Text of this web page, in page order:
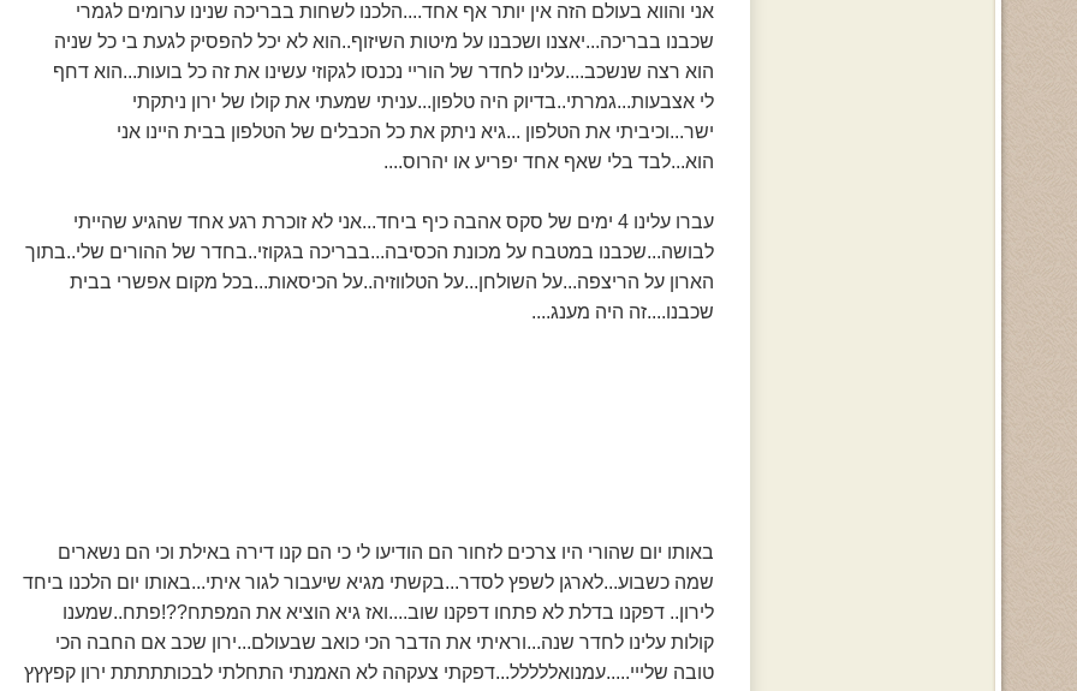
אני והווא בעולם הזה אין יותר אף אחד....הלכנו לשחות בבריכה שנינו ערומים לגמרי
שכבנו בבריכה...יאצנו ושכבנו על מיטות השיזוף..הוא לא יכל להפסיק לגעת בי כל שניה
הוא רצה שנשכב....עלינו לחדר של הוריי נכנסו לגקוזי עשינו את זה כל בועות...הוא דחף
לי אצבעות...גמרתי..בדיוק היה טלפון...עניתי שמעתי את קולו של ירון ניתקתי
ישר...וכיביתי את הטלפון ...גיא ניתק את כל הכבלים של הטלפון בבית היינו אני
הוא...לבד בלי שאף אחד יפריע או יהרוס....
עברו עלינו 4 ימים של סקס אהבה כיף ביחד...אני לא זוכרת רגע אחד שהגיע שהייתי
לבושה...שכבנו במטבח על מכונת הכסיבה...בבריכה בגקוזי..בחדר של ההורים שלי..בתוך
הארון על הריצפה...על השולחן...על הטלווזיה..על הכיסאות...בכל מקום אפשרי בבית
שכבנו....זה היה מענג....
באותו יום שהורי היו צרכים לזחור הם הודיעו לי כי הם קנו דירה באילת וכי הם נשארים
שמה כשבוע...לארגן לשפץ לסדר...בקשתי מגיא שיעבור לגור איתי...באותו יום הלכנו ביחד
לירון.. דפקנו בדלת לא פתחו דפקנו שוב....ואז גיא הוציא את המפתח??!פתח..שמענו
קולות עלינו לחדר שנה...וראיתי את הדבר הכי כואב שבעולם...ירון שכב אם החבה הכי
טובה שלייי.....עמנואללללל...דפקתי צעקהה לא האמנתי התחלתי לבכותתתתת ירון קפץץץ